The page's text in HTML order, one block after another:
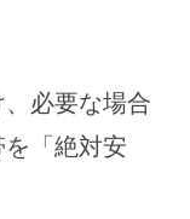
必要な場合
「絶対安